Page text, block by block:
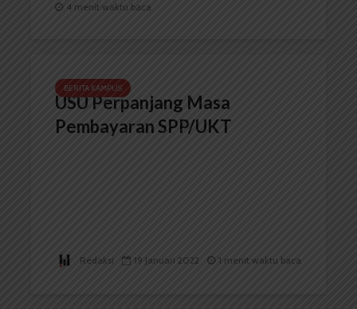
4 menit waktu baca
BERITA KAMPUS
USU Perpanjang Masa
Pembayaran SPP/UKT
Redaksi 19 Januari 2022 1 menit waktu baca